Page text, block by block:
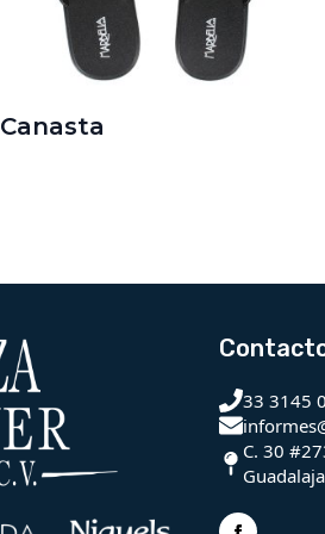
Canasta
33 3145
C. 30